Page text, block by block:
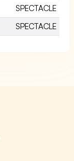
SPECTACLE
SPECTACLE